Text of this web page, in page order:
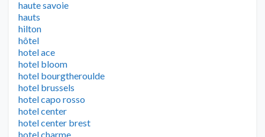
haute savoie
hauts
hilton
hôtel
hotel ace
hotel bloom
hotel bourgtheroulde
hotel brussels
hotel capo rosso
hotel center
hotel center brest
hotel charme